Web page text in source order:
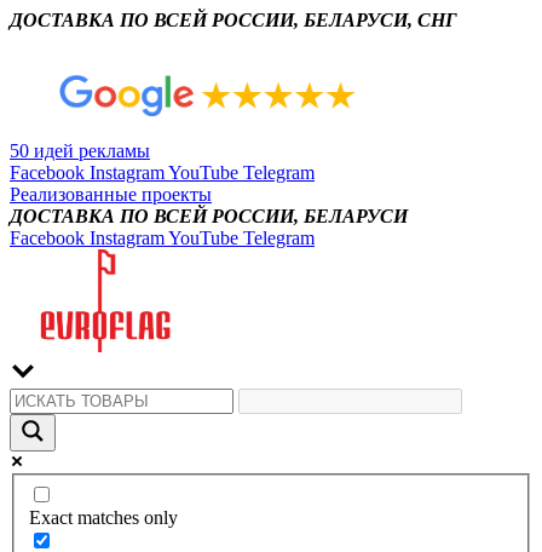
ДОСТАВКА ПО ВСЕЙ РОССИИ, БЕЛАРУСИ, СНГ
50 идей рекламы
Facebook InstagramYouTube Telegram
Реализованные проекты
ДОСТАВКА ПО ВСЕЙ РОССИИ, БЕЛАРУСИ
Facebook InstagramYouTube Telegram
Exact matches only